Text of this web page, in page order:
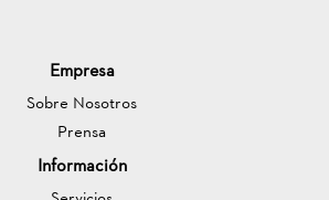
Empresa
Sobre Nosotros
Prensa
Información